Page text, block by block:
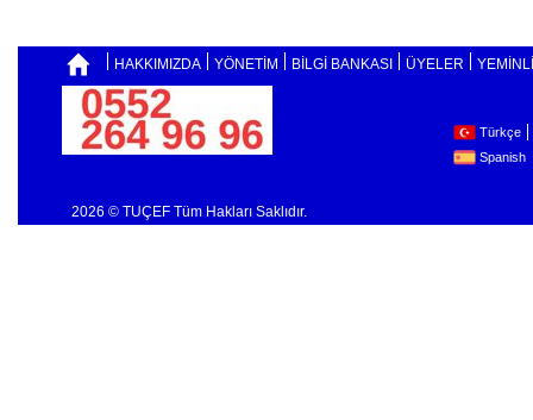
HAKKIMIZDA YÖNETİM BİLGİ BANKASI ÜYELER
2026 © TUÇEF Tüm Hakları Saklıdır.
Türkçe
Spanish